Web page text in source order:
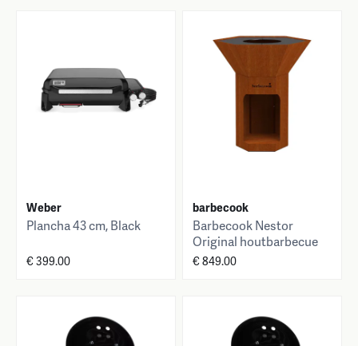
Weber
Plancha 43 cm, Black
€ 399.00
barbecook
Barbecook Nestor
Original houtbarbecue
uit corten staal
€ 849.00